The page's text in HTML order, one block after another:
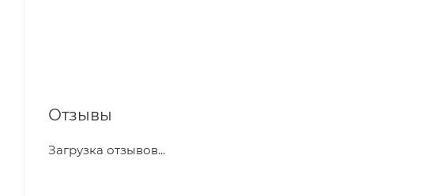
Отзывы
Загрузка отзывов...